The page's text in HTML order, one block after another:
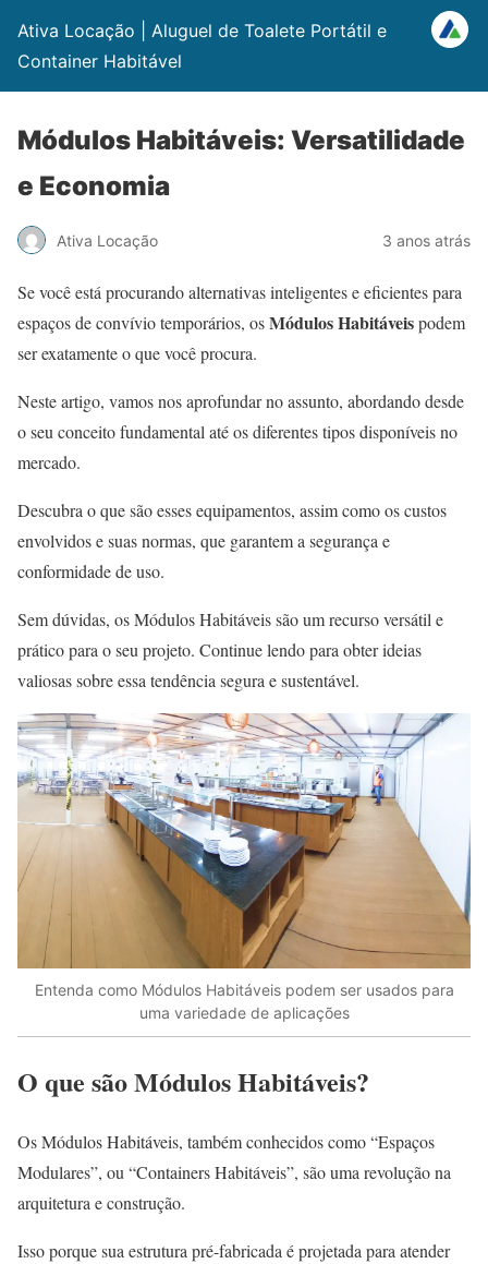
Ativa Locação | Aluguel de Toalete Portátil e
Container Habitável
Módulos Habitáveis: Versatilidade
e Economia
Ativa Locação 3 anos atrás
Se você está procurando alternativas inteligentes e eficientes para
espaços de convívio temporários, osMódulos Habitáveispodem
ser exatamente o que você procura.
Neste artigo, vamos nos aprofundar no assunto, abordando desde
o seu conceito fundamental até os diferentes tipos disponíveis no
mercado.
Descubra o que são esses equipamentos, assim como os custos
envolvidos e suas normas, que garantem a segurança e
conformidade de uso.
Sem dúvidas, os Módulos Habitáveis são um recurso versátil e
prático para o seu projeto. Continue lendo para obter ideias
valiosas sobre essa tendência segura e sustentável.
Entenda como Módulos Habitáveis podem ser usados para
uma variedade de aplicações
O que são Módulos Habitáveis?
Os Módulos Habitáveis, também conhecidos como “Espaços
Modulares”, ou “Containers Habitáveis”, são uma revolução na
arquitetura e construção.
Isso porque sua estrutura pré-fabricada é projetada para atender